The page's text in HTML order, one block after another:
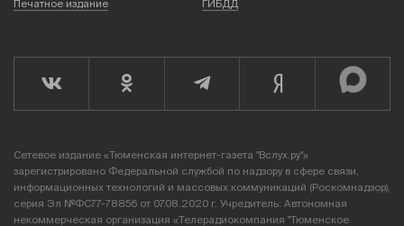
Печатное издание
ГИБДД
Сетевое издание «Тюменская интернет-газета "Вслух.ру"»
зарегистрировано Федеральной службой по надзору в сфере связи,
информационных технологий и массовых коммуникаций (Роскомнадзор),
серия Эл №ФС77-78856 от 07.08.2020 г. Учредитель: Автономная
некоммерческая организация «Телерадиокомпания "Тюменское